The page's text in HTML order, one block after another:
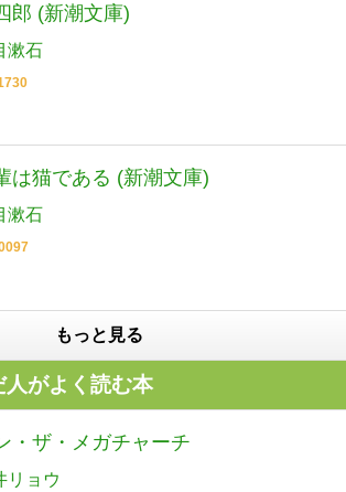
郎 (新潮文庫)
漱石
は猫である (新潮文庫)
漱石
もっと見る
人がよく読む本
・ザ・メガチャーチ
リョウ